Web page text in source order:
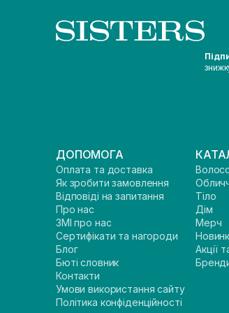
ДОПОМОГА
Оплата та доставка
Як зробити замовлення
Відповіді на запитання
Про нас
ЗМІ про нас
Сертифікати та нагороди
Блог
Бюті словник
Контакти
Умови використання сайту
Політика конфіденційності
Тіло
Дім
Мерч
Акції